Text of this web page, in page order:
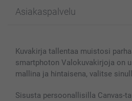
Kuvakirjat
Kännykkä & Tabletti
MyNameBook
Valokuvakehykset &
Affiliate ohjelma
Sivukartta
Ehdot/takuut
Asiakaspalvelu
smartbonus
Hinnat & maksutavat
Kuvakirja tallentaa muistosi
smartphoton Valokuvakirjoja on
mallina ja hintaisena, valitse
Sisusta persoonallisilla Canvas-